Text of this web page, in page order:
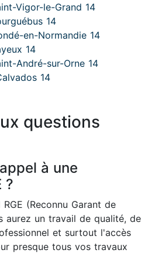
Vigor-le-Grand 14
14
en-Normandie 14
14
André-sur-Orne 14
14
questions
à une
?
(Reconnu Garant de
aurez un travail de qualité, de
et surtout l'accès
presque tous vos travaux